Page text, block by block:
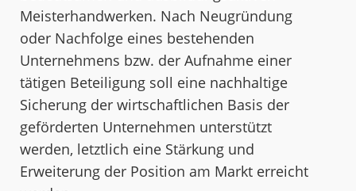
Meisterhandwerken. Nach Neugründung
oder Nachfolge eines bestehenden
Unternehmens bzw. der Aufnahme einer
tätigen Beteiligung soll eine nachhaltige
Sicherung der wirtschaftlichen Basis der
geförderten Unternehmen unterstützt
werden, letztlich eine Stärkung und
Erweiterung der Position am Markt erreicht